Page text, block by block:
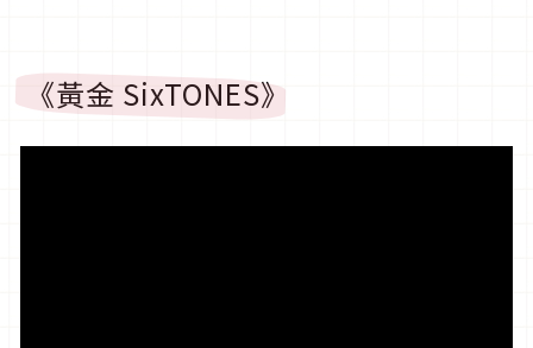
《黃金 SixTONES》